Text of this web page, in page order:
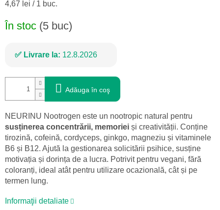
Evaluare
4,67 lei / 1 buc.
În stoc (5 buc)
Livrare la: 12.8.2026
Adăuga în coş
NEURINU Nootrogen este un nootropic natural pentru
susținerea concentrării, memoriei și creativității. Conține
tirozină, cofeină, cordyceps, ginkgo, magneziu și vitaminele
B6 și B12. Ajută la gestionarea solicitării psihice, susține
motivația și dorința de a lucra. Potrivit pentru vegani, fără
coloranți, ideal atât pentru utilizare ocazională, cât și pe
termen lung.
Informaţii detaliate